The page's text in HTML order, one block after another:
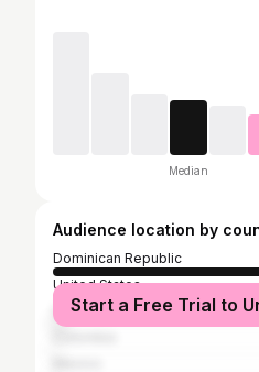
Median
Audience location by
Dominican Republic
United States
Spain
Start a Free Trial to